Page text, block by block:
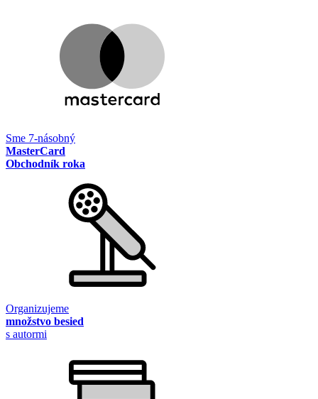
Sme 7-násobný
MasterCard
Obchodník roka
Organizujeme
množstvo besied
s autormi